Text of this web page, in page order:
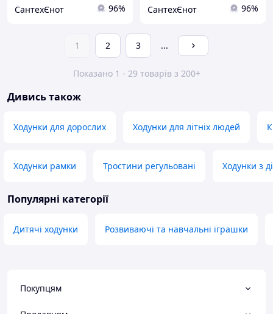
СантехЄнот 96% СантехЄнот 96%
1 2 3 ...
Показано 1 - 29 товарів з 200+
Дивись також
Ходунки для дорослих Ходунки для літніх людей
Ходунки рамки Тростини регульовані Ходунки з
Популярні категорії
Дитячі ходунки Розвиваючі та навчальні іграшки
Покупцям